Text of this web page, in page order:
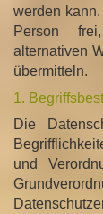
werden
Person
alternativen
übermitteln.
1.
Die
und